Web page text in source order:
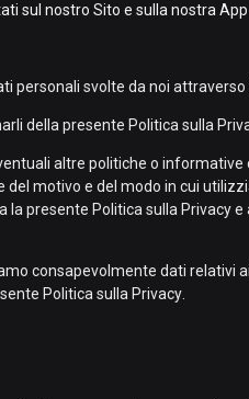
sul nostro Sito e sulla nostra
personali svolte da noi attraverso
della presente Politica sulla
altre politiche o
motivo e del modo in cui
presente Politica sulla Privacy
consapevolmente dati
Politica sulla Privacy.